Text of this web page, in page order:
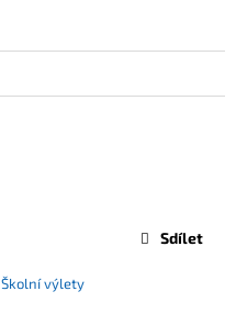
Školní výlety
Sdílet